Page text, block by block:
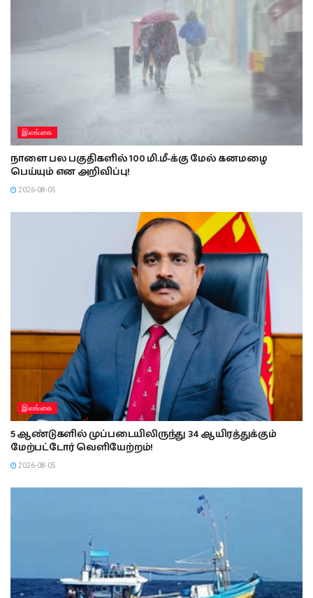
இலங்கை
நாளை பல பகுதிகளில் 100 மி.மீ-க்கு மேல் கனமழை
பெய்யும் என அறிவிப்பு!
2026-08-05
இலங்கை
5 ஆண்டுகளில் முப்படையிலிருந்து 34 ஆயிரத்துக்கும்
மேற்பட்டோர் வெளியேற்றம்!
2026-08-05